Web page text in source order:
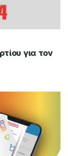
για τον